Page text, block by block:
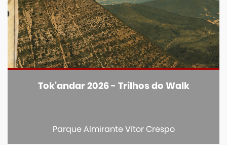
Tok'andar 2026 - Trilhos do Walk
Parque Almirante Vítor Crespo